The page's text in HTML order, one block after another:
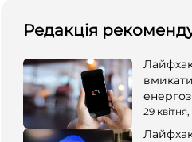
Редакція
29